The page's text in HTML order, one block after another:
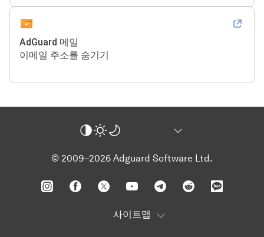
AdGuard 메일
이메일 주소를 숨기기
© 2009–2026 Adguard Software Ltd.
사이트맵